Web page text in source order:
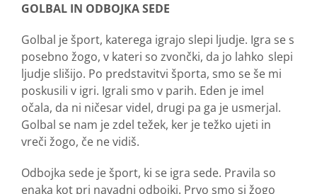
GOLBAL IN ODBOJKA SEDE
Golbal je šport, katerega igrajo slepi ljudje. Igra se s
posebno žogo, v kateri so zvončki, da jo lahko slepi
ljudje slišijo. Po predstavitvi športa, smo se še mi
poskusili v igri. Igrali smo v parih. Eden je imel
očala, da ni ničesar videl, drugi pa ga je usmerjal.
Golbal se nam je zdel težek, ker je težko ujeti in
vreči žogo, če ne vidiš.
Odbojka sede je šport, ki se igra sede. Pravila so
enaka kot pri navadni odbojki. Prvo smo si žogo